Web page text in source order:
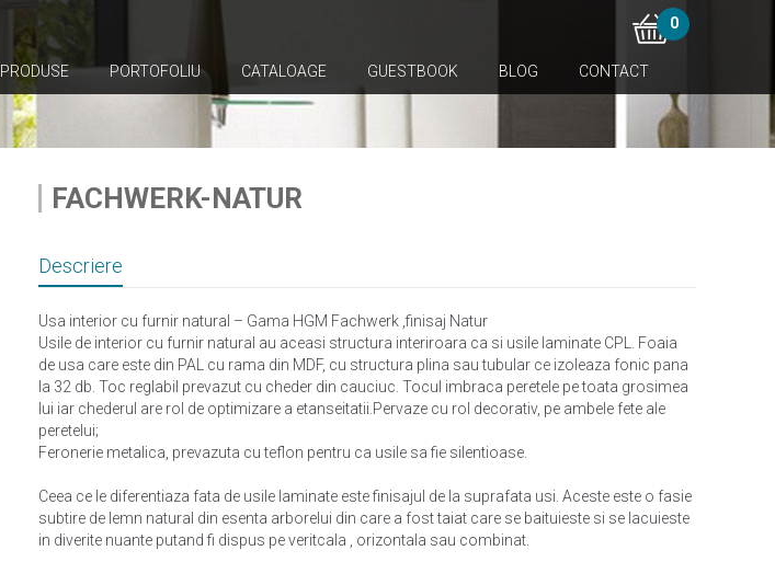
0
PRODUSE PORTOFOLIU CATALOAGE GUESTBOOK BLOG CONTACT
FACHWERK-NATUR
Descriere
Usa interior cu furnir natural – Gama HGM Fachwerk ,finisaj Natur
Usile de interior cu furnir natural au aceasi structura interiroara ca si usile laminate CPL. Foaia
de usa care este din PAL cu rama din MDF, cu structura plina sau tubular ce izoleaza fonic pana
la 32 db. Toc reglabil prevazut cu cheder din cauciuc. Tocul imbraca peretele pe toata grosimea
lui iar chederul are rol de optimizare a etanseitatii.Pervaze cu rol decorativ, pe ambele fete ale
peretelui;
Feronerie metalica, prevazuta cu teflon pentru ca usile sa fie silentioase.
Ceea ce le diferentiaza fata de usile laminate este finisajul de la suprafata usi. Aceste este o fasie
subtire de lemn natural din esenta arborelui din care a fost taiat care se baituieste si se lacuieste
in diverite nuante putand fi dispus pe veritcala , orizontala sau combinat.